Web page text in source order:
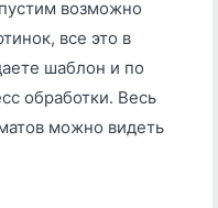
возможно
все это в
шаблон и по
обработки. Весь
можно видеть